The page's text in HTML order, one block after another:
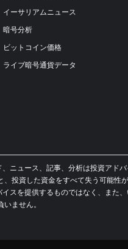
イーサリアムニュース
暗号分析
ビットコイン価格
ライブ暗号通貨データ
ニュース、記事、分析は投資アド
投資した資金をすべて失う可能
スを提供するものではなく、また
ません。